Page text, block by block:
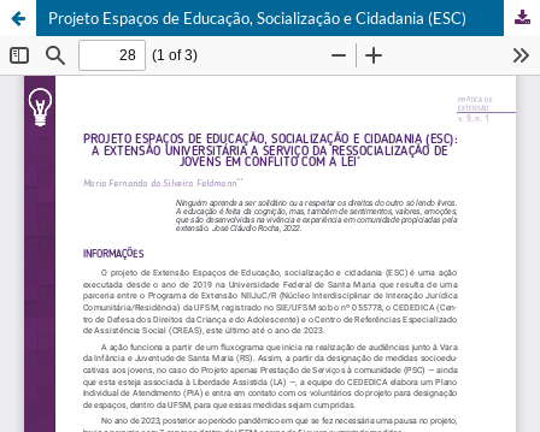
Projeto Espaços de Educação, Socialização e Cidadania (ESC)